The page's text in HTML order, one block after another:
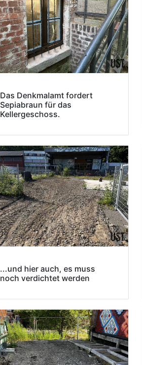
Das Denkmalamt fordert
Sepiabraun für das
Kellergeschoss.
...und hier auch, es muss
noch verdichtet werden